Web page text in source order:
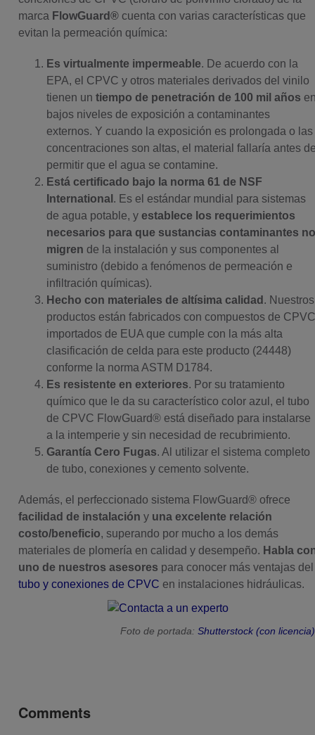
marca FlowGuard® cuenta con varias características que
evitan la permeación química:
Es virtualmente impermeable. De acuerdo con la
EPA, el CPVC y otros materiales derivados del vinilo
tienen untiempo de penetración de 100 mil años
bajos niveles de exposición a contaminantes
externos. Y cuando la exposición es prolongada o las
concentraciones son altas, el material fallaría antes
permitir que el agua se contamine.
Está certificado bajo la norma 61 de NSF
International . Es el estándar mundial para sistemas
de agua potable, yestablece los requerimientos
necesarios para que sustancias contaminantes
migren de la instalación y sus componentes al
suministro (debido a fenómenos de permeación e
infiltración químicas).
Hecho con materiales de altísima calidad . Nuestros
productos están fabricados con compuestos de
importados de EUA que cumple con la más alta
clasificación de celda para este producto (24448)
conforme la norma ASTM D1784.
Es resistente en exteriores. Por su tratamiento
químico que le da su característico color azul, el tubo
de CPVC FlowGuard® está diseñado para instalarse
a la intemperie y sin necesidad de recubrimiento.
Garantía Cero Fugas. Al utilizar el sistema completo
de tubo, conexiones y cemento solvente.
Además, el perfeccionado sistema FlowGuard® ofrece
facilidad de instalación y una excelente relación
costo/beneficio, superando por mucho a los demás
materiales de plomería en calidad y desempeño. Habla
uno de nuestros asesores para conocer más ventajas del
tubo y conexiones de CPVC en instalaciones hidráulicas.
Foto de portada: Shutterstock (con licencia)